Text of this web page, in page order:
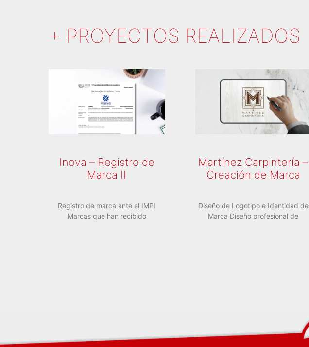
+ PROYECTOS REALIZADOS
Inova – Registro de
Marca II
Registro de marca ante el IMPI
Marcas que han recibido
Martínez Carpintería –
Creación de Marca
Diseño de Logotipo e Identidad de
Marca Diseño profesional de